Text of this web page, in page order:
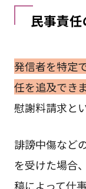
民事責
発信者を特定
任を追及できま
慰謝料請求と
誹謗中傷など
を受けた場合
稿によって仕